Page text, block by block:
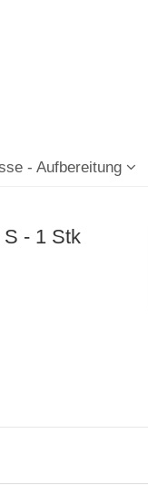
- Aufbereitung
- 1 Stk